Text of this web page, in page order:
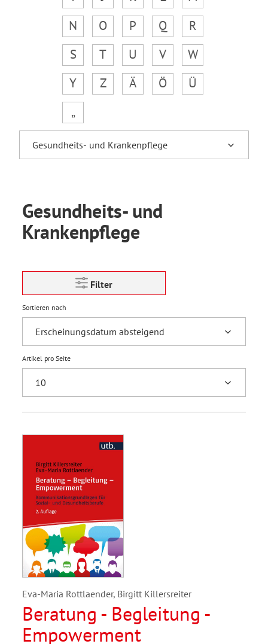
N
O P Q
R
S
T U V
W
Y
Z Ä Ö
Ü
„
Gesundheits- und
Krankenpflege
Filter
Sortieren nach
Artikel pro Seite
Eva-Maria Rottlaender, Birgitt Killersreiter
Beratung - Begleitung -
Empowerment